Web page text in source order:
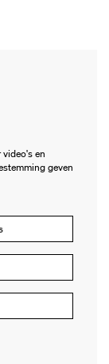
en
geven